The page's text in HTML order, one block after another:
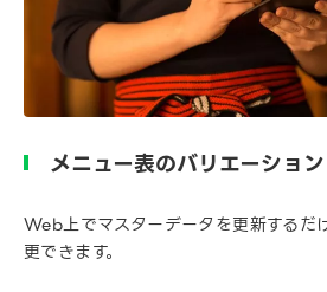
メニュー表のバリエーショ
Web上でマスターデータを更新するだ
更できます。